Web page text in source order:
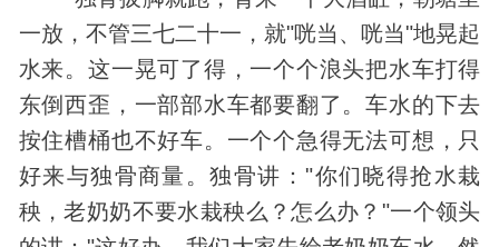
一放，不管三七二十一，就"咣当、咣当"地晃起
水来。这一晃可了得，一个个浪头把水车打得
东倒西歪，一部部水车都要翻了。车水的下去
按住槽桶也不好车。一个个急得无法可想，只
好来与独骨商量。独骨讲："你们晓得抢水栽
秧，老奶奶不要水栽秧么？怎么办？"一个领头